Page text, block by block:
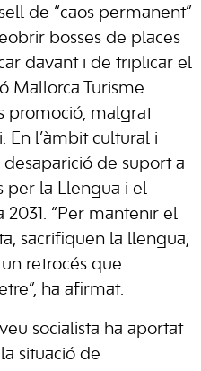
de “caos permanent”
bosses de places
davant i de triplicar el
Mallorca Turisme
promoció, malgrat
En l’àmbit cultural i
de suport a
per la Llengua i el
“Per mantenir el
sacrifiquen la llengua,
retrocés que
ha afirmat.
socialista ha aportat
situació de